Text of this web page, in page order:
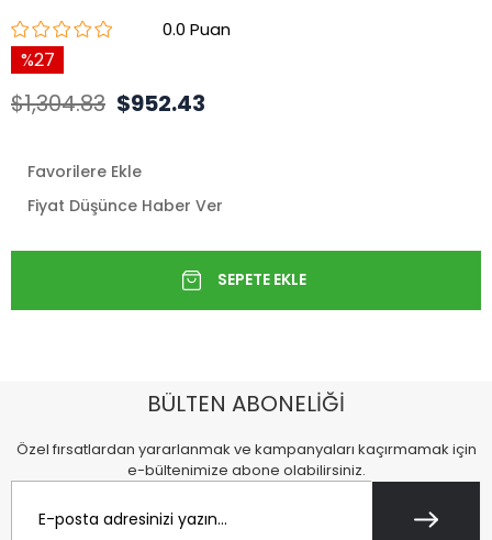
0.0
27
$1,304.83 $952.43
Favorilere Ekle
Fiyat Düşünce Haber Ver
BÜLTEN ABONELİĞİ
Özel fırsatlardan yararlanmak ve kampanyaları kaçırmamak için
e-bültenimize abone olabilirsiniz.